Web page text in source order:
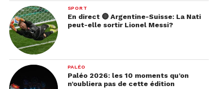
SPORT
En direct 🔴 Argentine-Suisse: La Nati
peut-elle sortir Lionel Messi?
PALÉO
Paléo 2026: les 10 moments qu’on
n’oubliera pas de cette édition